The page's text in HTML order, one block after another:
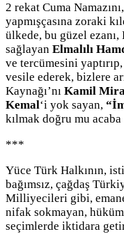
2 rekat Cuma
yapmışçasına zoraki
ülkede, bu güzel ezanı,
sağlayan Elmalılı
ve tercümesini
vesile ederek, bizlere
Kaynağı’nı Kamil
Kemal‘i yok sayan,
kılmak doğru mu
***
Yüce Türk Halkının,
bağımsız, çağdaş
Milliyecileri gibi,
nifak sokmayan,
seçimlerde iktidara